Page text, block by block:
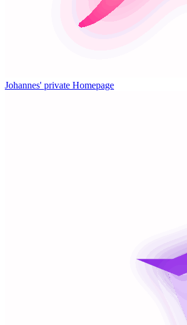
Johannes' private Homepage